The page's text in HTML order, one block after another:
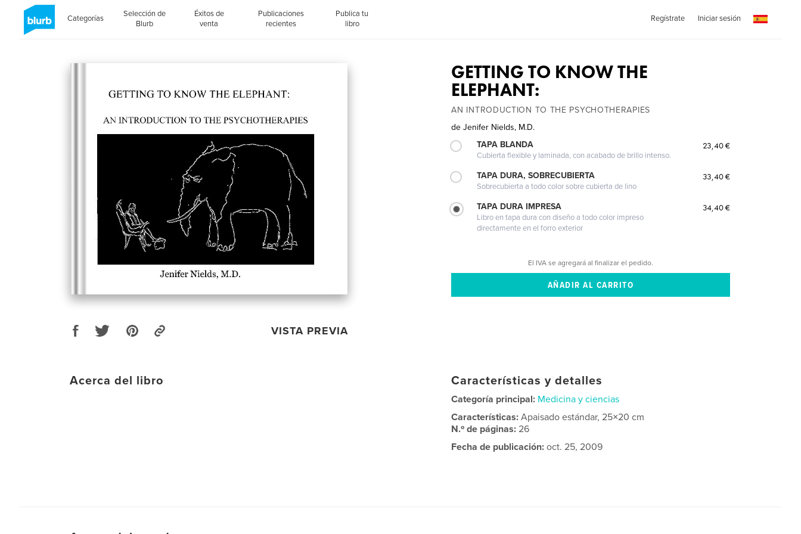
Categorías
Selección de
Blurb
Éxitos de
venta
Publicaciones
recientes
Publica tu
libro
Regístrate Iniciar sesión
VISTA PREVIA
GETTING TO KNOW THE
ELEPHANT:
AN INTRODUCTION TO THE PSYCHOTHERAPIES
de Jenifer Nields, M.D.
TAPA BLANDA
Cubierta flexible y laminada, con acabado de brillo intenso.
23,40 €
TAPA DURA, SOBRECUBIERTA
Sobrecubierta a todo color sobre cubierta de lino
33,40 €
TAPA DURA IMPRESA
Libro en tapa dura con diseño a todo color impreso
directamente en el forro exterior
34,40 €
El IVA se agregará al finalizar el pedido.
Acerca del libro Características y detalles
Categoría principal: Medicina y ciencias
Características:Apaisado estándar, 25×20 cm
N.º de páginas:26
Fecha de publicación: oct. 25, 2009